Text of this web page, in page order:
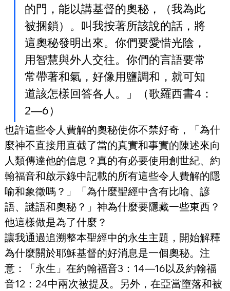
的門，能以講基督的奧秘，（我為此
被捆鎖）。叫我按著所該說的話，將
這奧秘發明出來。你們要愛惜光陰，
用智慧與外人交往。你們的言語要常
常帶著和氣，好像用鹽調和，就可知
道該怎樣回答各人。」（歌羅西書4：
2—6）
也許這些令人費解的奧秘使你不禁好奇，「為什
麼神不直接用直截了當的真實和事實的陳述來向
人類傳達他的信息？真的有必要使用創世紀、約
翰福音和啟示錄中記載的所有這些令人費解的隱
喻和象徵嗎？」「為什麼聖經中含有比喻、諺
語、謎語和奧秘？」神為什麼要隱藏一些東西？
他這樣做是為了什麼？
讓我通過追溯整本聖經中的永生主題，開始解釋
為什麼關於耶穌基督的好消息是一個奧秘。注
意：「永生」在約翰福音3：14—16以及約翰福
音12：24中兩次被提及。另外，在亞當墮落和被